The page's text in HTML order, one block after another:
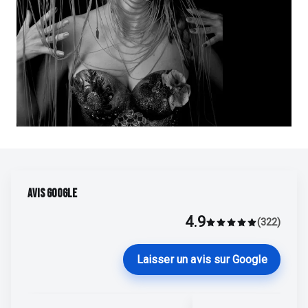
DécouvrirMarlène Lecoeur
AVIS GOOGLE
4.9Average rating 4.9
(322)
Laisser un avis sur Google